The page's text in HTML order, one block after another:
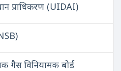
प्राधिकरण (UIDAI)
गैस विनियामक बोर्ड